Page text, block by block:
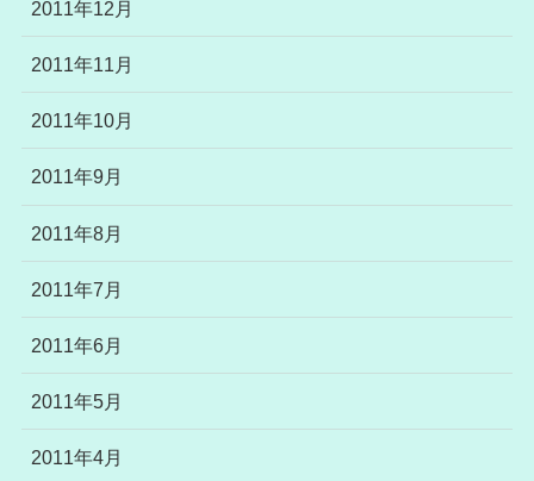
2011年12月
2011年11月
2011年10月
2011年9月
2011年8月
2011年7月
2011年6月
2011年5月
2011年4月